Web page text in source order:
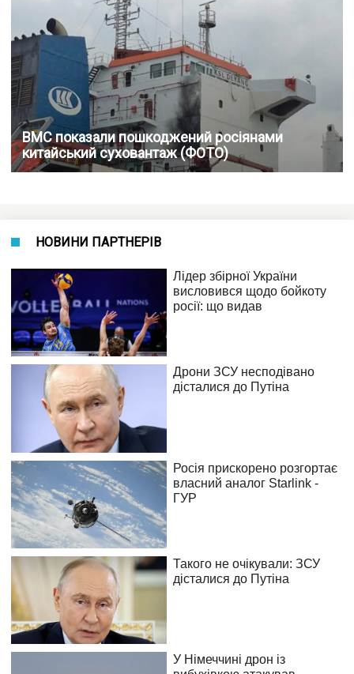
ВМС показали пошкоджений росіянами
китайський суховантаж (ФОТО)
НОВИНИ ПАРТНЕРІВ